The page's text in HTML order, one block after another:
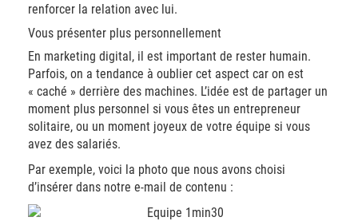
renforcer la relation avec lui.
Vous présenter plus personnellement
En marketing digital, il est important de rester humain.
Parfois, on a tendance à oublier cet aspect car on est
« caché » derrière des machines. L’idée est de partager un
moment plus personnel si vous êtes un entrepreneur
solitaire, ou un moment joyeux de votre équipe si vous
avez des salariés.
Par exemple, voici la photo que nous avons choisi
d’insérer dans notre e-mail de contenu :